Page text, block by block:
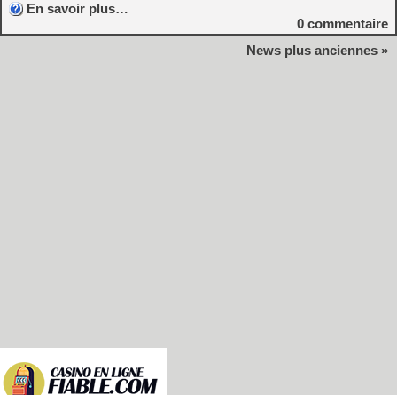
En savoir plus…
0 commentaire
News plus anciennes »